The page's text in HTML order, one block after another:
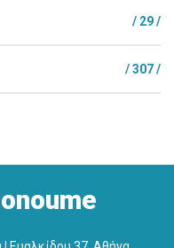
/ 29 /
/ 307 /